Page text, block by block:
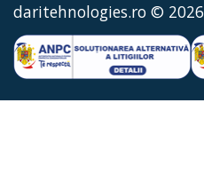
daritehnologies.ro © 2026